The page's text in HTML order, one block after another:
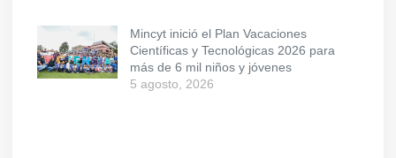
Mincyt inició el Plan Vacaciones
Científicas y Tecnológicas 2026 para
más de 6 mil niños y jóvenes
5 agosto, 2026